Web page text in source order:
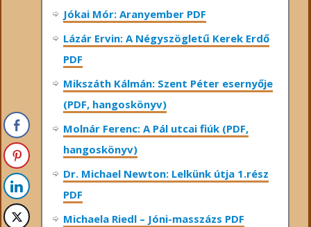
Jókai Mór: Aranyember PDF
Lázár Ervin: A Négyszögletű Kerek Erdő
PDF
Mikszáth Kálmán: Szent Péter esernyője
(PDF, hangoskönyv)
Molnár Ferenc: A Pál utcai fiúk (PDF,
hangoskönyv)
Dr. Michael Newton: Lelkünk útja 1.rész
PDF
Michaela Riedl – Jóni-masszázs PDF